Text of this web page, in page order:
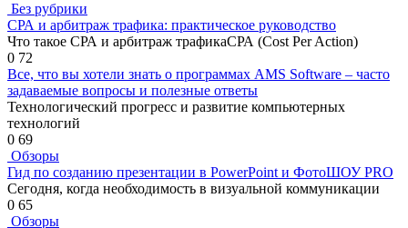
Без рубрики
СРА и арбитраж трафика: практическое руководство
Что такое СРА и арбитраж трафикаСРА (Cost Per Action)
0 72
Все, что вы хотели знать о программах AMS Software – часто
задаваемые вопросы и полезные ответы
Технологический прогресс и развитие компьютерных
технологий
0 69
Обзоры
Гид по созданию презентации в PowerPoint и ФотоШОУ PRO
Сегодня, когда необходимость в визуальной коммуникации
0 65
Обзоры